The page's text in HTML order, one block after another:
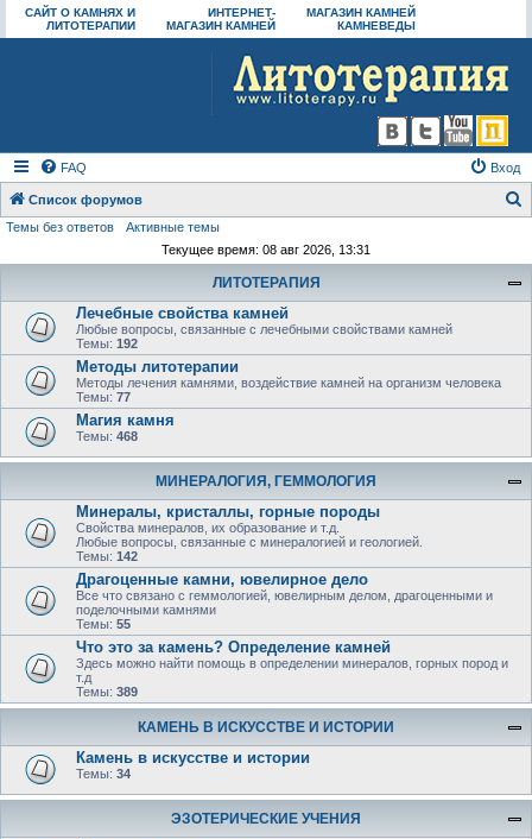
САЙТ О КАМНЯХ И
ЛИТОТЕРАПИИ
ИНТЕРНЕТ-
МАГАЗИН КАМНЕЙ
МАГАЗИН КАМНЕЙ
КАМНЕВЕДЫ
FAQ Вход
Список форумов
Темы без ответов
Активные темы
Текущее время: 08 авг 2026, 13:31
ЛИТОТЕРАПИЯ
Лечебные свойства камней
Любые вопросы, связанные с лечебными свойствами камней
Темы: 192
Методы литотерапии
Методы лечения камнями, воздействие камней на организм человека
Темы: 77
Магия камня
Темы: 468
МИНЕРАЛОГИЯ, ГЕММОЛОГИЯ
Минералы, кристаллы, горные породы
Свойства минералов, их образование и т.д.
Любые вопросы, связанные с минералогией и геологией.
Темы: 142
Драгоценные камни, ювелирное дело
Все что связано с геммологией, ювелирным делом, драгоценными и
поделочными камнями
Темы: 55
Что это за камень? Определение камней
Здесь можно найти помощь в определении минералов, горных пород и
т.д
Темы: 389
КАМЕНЬ В ИСКУССТВЕ И ИСТОРИИ
Камень в искусстве и истории
Темы: 34
ЭЗОТЕРИЧЕСКИЕ УЧЕНИЯ